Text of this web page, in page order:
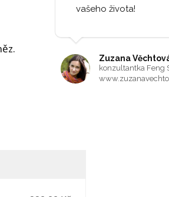
vašeho života!
Zuzana
konzultantka Feng